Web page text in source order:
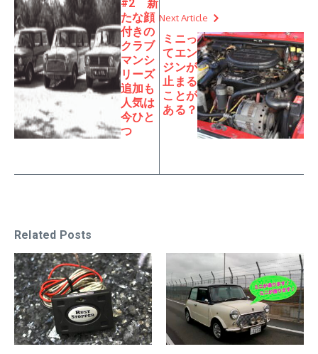
#2 新
たな顔
付きの
クラブ
マンシ
リーズ
追加も
人気は
今ひと
つ
Next Article
ミニっ
てエン
ジンが
止まる
ことが
ある？
Related Posts